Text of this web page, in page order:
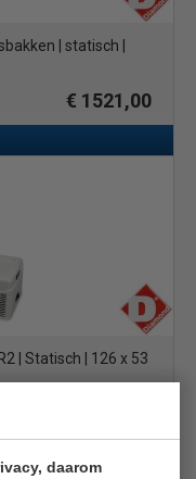
daarom
| statisch |
€ 1521,00
| Statisch | 126 x 53